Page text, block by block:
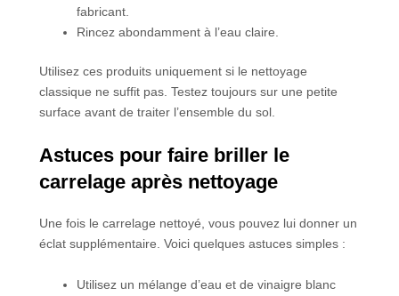
fabricant.
Rincez abondamment à l’eau claire.
Utilisez ces produits uniquement si le nettoyage
classique ne suffit pas. Testez toujours sur une petite
surface avant de traiter l’ensemble du sol.
Astuces pour faire briller le
carrelage après nettoyage
Une fois le carrelage nettoyé, vous pouvez lui donner un
éclat supplémentaire. Voici quelques astuces simples :
Utilisez un mélange d’eau et de vinaigre blanc